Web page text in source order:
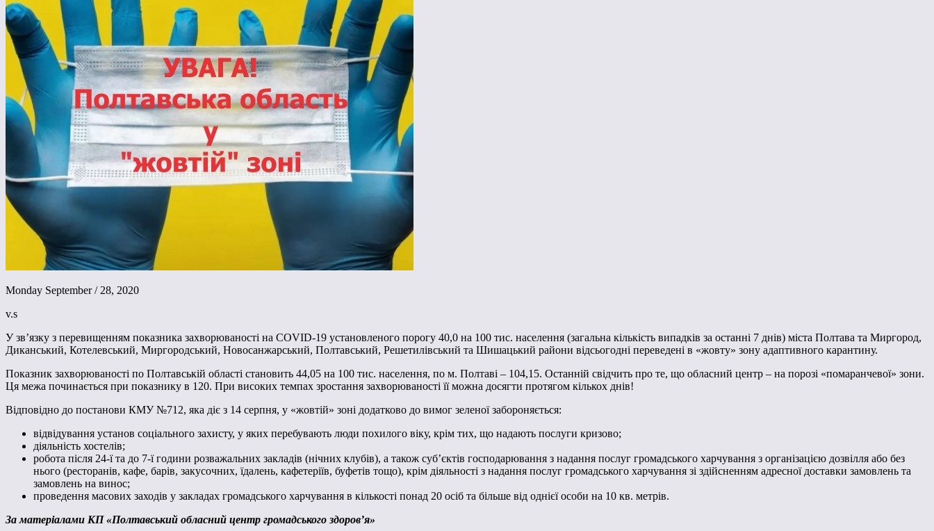
Monday September / 28, 2020
v.s
У зв’язку з перевищенням показника захворюваності на COVID-19 установленого порогу 40,0 на 100 тис. населення (загальна кількість випадків за останні 7 днів) міста Полтава та Миргород,
Диканський, Котелевський, Миргородський, Новосанжарський, Полтавський, Решетилівський та Шишацький райони відсьогодні переведені в «жовту» зону адаптивного карантину.
Показник захворюваності по Полтавській області становить 44,05 на 100 тис. населення, по м. Полтаві – 104,15. Останній свідчить про те, що обласний центр – на порозі «помаранчевої» зони.
Ця межа починається при показнику в 120. При високих темпах зростання захворюваності її можна досягти протягом кількох днів!
Відповідно до постанови КМУ №712, яка діє з 14 серпня, у «жовтій» зоні додатково до вимог зеленої забороняється:
відвідування установ соціального захисту, у яких перебувають люди похилого віку, крім тих, що надають послуги кризово;
діяльність хостелів;
робота після 24-ї та до 7-ї години розважальних закладів (нічних клубів), а також суб’єктів господарювання з надання послуг громадського харчування з організацією дозвілля або без
нього (ресторанів, кафе, барів, закусочних, їдалень, кафетеріїв, буфетів тощо), крім діяльності з надання послуг громадського харчування зі здійсненням адресної доставки замовлень та
замовлень на винос;
проведення масових заходів у закладах громадського харчування в кількості понад 20 осіб та більше від однієї особи на 10 кв. метрів.
За матеріалами КП «Полтавський обласний центр громадського здоров’я»